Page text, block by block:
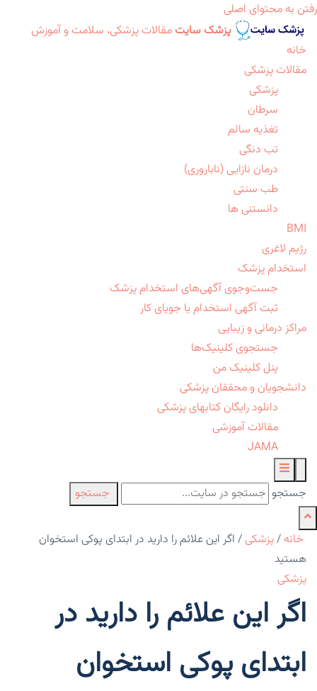
رفتن به محتوای اصلی
پزشک سایت مقالات پزشکی، سلامت و آموزش
خانه
مقالات پزشکی
پزشکی
سرطان
تغذیه سالم
تب دنگی
درمان نازایی (ناباروری)
طب سنتی
دانستنی ها
BMI
رژیم لاغری
استخدام پزشک
جست‌وجوی آگهی‌های استخدام پزشک
ثبت آگهی استخدام یا جویای کار
مراکز درمانی و زیبایی
جستجوی کلینیک‌ها
پنل کلینیک من
دانشجویان و محققان پزشکی
دانلود رایگان کتابهای پزشکی
مقالات آموزشی
JAMA
جستجو جستجو
خانه /پزشکی / اگر این علائم را دارید در ابتدای پوکی استخوان
هستید
پزشکی
اگر این علائم را دارید در
ابتدای پوکی استخوان